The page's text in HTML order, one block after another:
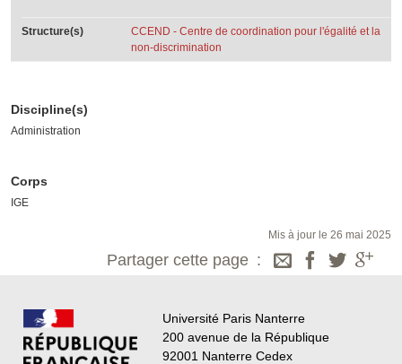
Structure(s)
CCEND - Centre de coordination pour l'égalité et la
non-discrimination
Discipline(s)
Administration
Corps
IGE
Mis à jour le 26 mai 2025
Partager cette page
Université Paris Nanterre
200 avenue de la République
92001 Nanterre Cedex